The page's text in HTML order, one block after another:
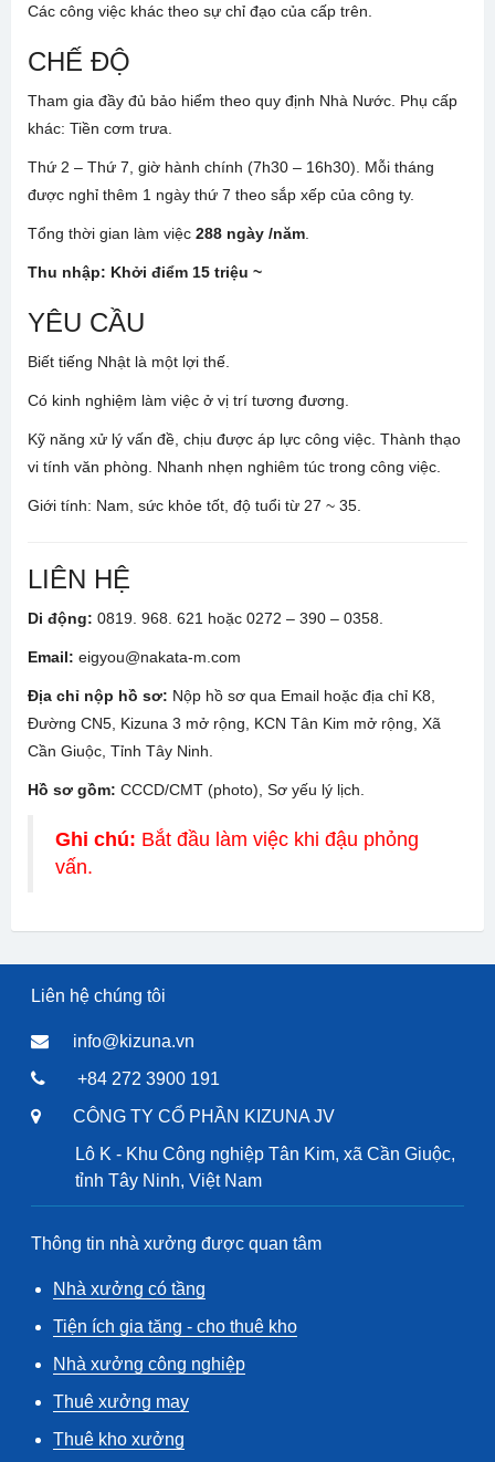
Các công việc khác theo sự chỉ đạo của cấp trên.
CHẾ ĐỘ
Tham gia đầy đủ bảo hiểm theo quy định Nhà Nước. Phụ cấp
khác: Tiền cơm trưa.
Thứ 2 – Thứ 7, giờ hành chính (7h30 – 16h30). Mỗi tháng
được nghỉ thêm 1 ngày thứ 7 theo sắp xếp của công ty.
Tổng thời gian làm việc 288 ngày /năm
Thu nhập: Khởi điểm 15 triệu ~
YÊU CẦU
Biết tiếng Nhật là một lợi thế.
Có kinh nghiệm làm việc ở vị trí tương đương.
Kỹ năng xử lý vấn đề, chịu được áp lực công việc. Thành thạo
vi tính văn phòng. Nhanh nhẹn nghiêm túc trong công việc.
Giới tính: Nam, sức khỏe tốt, độ tuổi từ 27 ~ 35.
LIÊN HỆ
Di động: 0819. 968. 621 hoặc 0272 – 390 – 0358.
Email: eigyou@nakata-m.com
Địa chỉ nộp hồ sơ: Nộp hồ sơ qua Email hoặc địa chỉ K8,
Đường CN5, Kizuna 3 mở rộng, KCN Tân Kim mở rộng, Xã
Cần Giuộc, Tỉnh Tây Ninh.
Hồ sơ gồm: CCCD/CMT (photo), Sơ yếu lý lịch.
Ghi chú: Bắt đầu làm việc khi đậu phỏng
vấn.
Liên hệ chúng tôi
info@kizuna.vn
+84 272 3900 191
CÔNG TY CỔ PHẦN KIZUNA JV
Lô K - Khu Công nghiệp Tân Kim, xã Cần Giuộc,
tỉnh Tây Ninh, Việt Nam
Thông tin nhà xưởng được quan tâm
Nhà xưởng có tầng
Tiện ích gia tăng - cho thuê kho
Nhà xưởng công nghiệp
Thuê xưởng may
Thuê kho xưởng